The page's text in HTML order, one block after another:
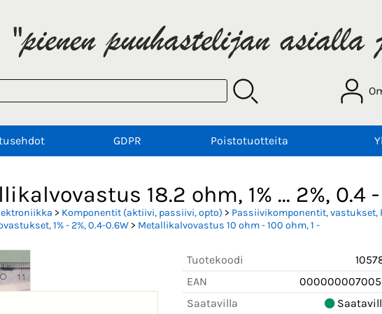
GDPR Poistotuotteita
18.2 ohm, 1% ... 2%, 0.4
> Komponentit (aktiivi, passiivi, opto) > Passiivikomponentit, vastukset,
1% - 2%, 0.4-0.6W> Metallikalvovastus 10 ohm - 100 ohm, 1 -
Tuotekoodi
EAN
Saatavilla